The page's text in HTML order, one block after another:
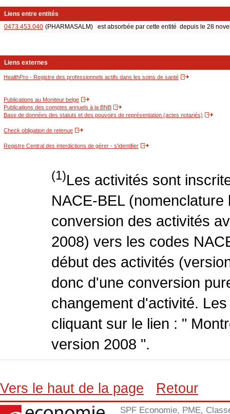
Liens entre entités
0473.453.040 (PHARMASALM) est absorbée par cette entité depuis le 28
Liens externes
HealthPro - Registre des professionnels actifs dans les soins de santé
Publications au Moniteur belge
Publications des comptes annuels à la BNB
Base de données des statuts et des pouvoirs de représentation (actes notariés)
Check obligation de retenue
Registre Central des interdictions de gérer - s'identifier
(1)Les activités sont
NACE-BEL
conversion des activités
2008) vers les codes
début des activités
donc d'une conversion
changement d'activité.
cliquant sur le lien : "
version 2008 ".
Vers le haut de la page Retour
SPF Economie, PME,